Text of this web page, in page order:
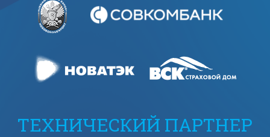
ТЕХНИЧЕСКИЙ ПАРТНЕР